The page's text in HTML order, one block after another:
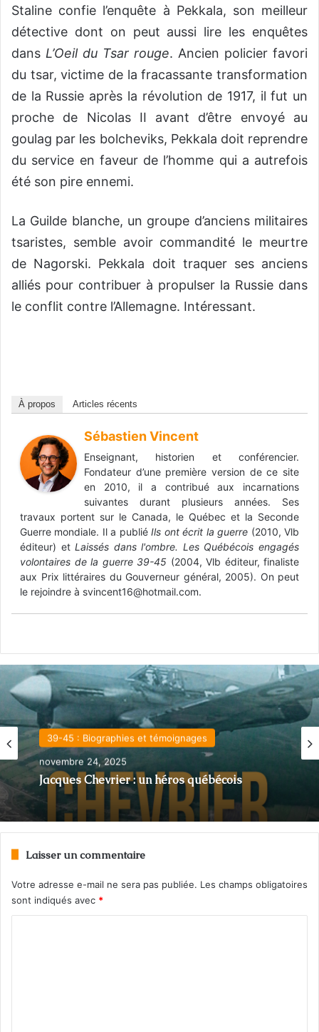
Staline confie l’enquête à Pekkala, son meilleur
détective dont on peut aussi lire les enquêtes
dans L’Oeil du Tsar rouge. Ancien policier favori
du tsar, victime de la fracassante transformation
de la Russie après la révolution de 1917, il fut un
proche de Nicolas II avant d’être envoyé au
goulag par les bolcheviks, Pekkala doit reprendre
du service en faveur de l’homme qui a autrefois
été son pire ennemi.
La Guilde blanche, un groupe d’anciens militaires
tsaristes, semble avoir commandité le meurtre
de Nagorski. Pekkala doit traquer ses anciens
alliés pour contribuer à propulser la Russie dans
le conflit contre l’Allemagne. Intéressant.
À propos Articles récents
Sébastien Vincent
Enseignant, historien et conférencier.
Fondateur d’une première version de ce site
en 2010, il a contribué aux incarnations
suivantes durant plusieurs années. Ses
travaux portent sur le Canada, le Québec et la Seconde
Guerre mondiale. Il a publiéIls ont écrit la guerre (2010, Vlb
éditeur) etLaissés dans l'ombre. Les Québécois engagés
volontaires de la guerre 39-45 (2004, Vlb éditeur, finaliste
aux Prix littéraires du Gouverneur général, 2005). On peut
le rejoindre à svincent16@hotmail.com.
39-45 : Biographies et témoignages
novembre 24, 2025
Jacques Chevrier : un héros québécois
Laisser un commentaire
Votre adresse e-mail ne sera pas publiée. Les champs obligatoires
sont indiqués avec *